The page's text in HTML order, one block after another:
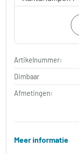
Artikelnummer:
Dimbaar
Afmetingen:
Meer informatie